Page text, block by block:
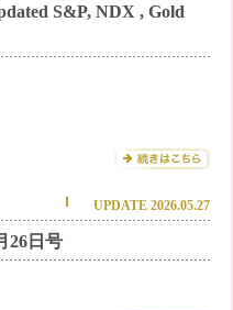
S&P, NDX , Gold
UPDATE 2026.05.27
26日号